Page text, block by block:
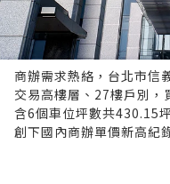
商辦需求熱絡，台北市信
交易高樓層、27樓戶別
含6個車位坪數共430.15
創下國內商辦單價新高紀